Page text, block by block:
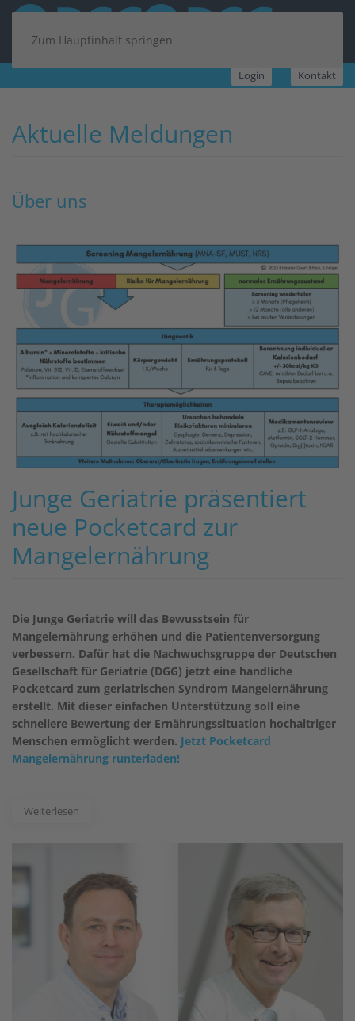
Zum Hauptinhalt springen
Login Kontakt
Aktuelle Meldungen
Über uns
Junge Geriatrie präsentiert
neue Pocketcard zur
Mangelernährung
Die Junge Geriatrie will das Bewusstsein für
Mangelernährung erhöhen und die Patientenversorgung
verbessern. Dafür hat die Nachwuchsgruppe der Deutschen
Gesellschaft für Geriatrie (DGG) jetzt eine handliche
Pocketcard zum geriatrischen Syndrom Mangelernährung
erstellt. Mit dieser einfachen Unterstützung soll eine
schnellere Bewertung der Ernährungssituation hochaltriger
Menschen ermöglicht werden. Jetzt Pocketcard
Mangelernährung runterladen!
Weiterlesen